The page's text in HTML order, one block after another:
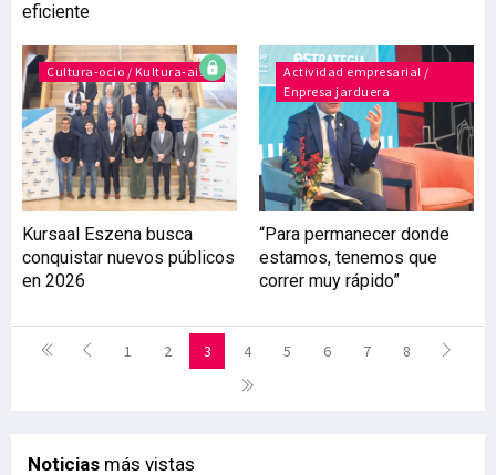
eficiente
Cultura-ocio / Kultura-aisia
Kursaal Eszena busca
conquistar nuevos públicos
en 2026
Actividad empresarial /
Enpresa jarduera
“Para permanecer donde
estamos, tenemos que
correr muy rápido”
1 2 3 4 5 6 7 8
Noticias más vistas